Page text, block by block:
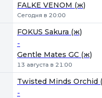
FALKE VENOM (ж)
Сегодня в 20:00
FOKUS Sakura (ж)
-
Gentle Mates GC (ж)
13 августа в 21:00
Twisted Minds Orchid
-